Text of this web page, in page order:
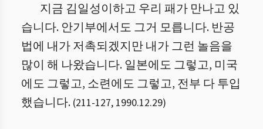
지금 김일성이하고 우리 패가 만나고 있
습니다. 안기부에서도 그거 모릅니다. 반공
법에 내가 저촉되겠지만 내가 그런 놀음을
많이 해 나왔습니다. 일본에도 그렇고, 미국
에도 그렇고, 소련에도 그렇고, 전부 다 투입
했습니다. (211-127, 1990.12.29)